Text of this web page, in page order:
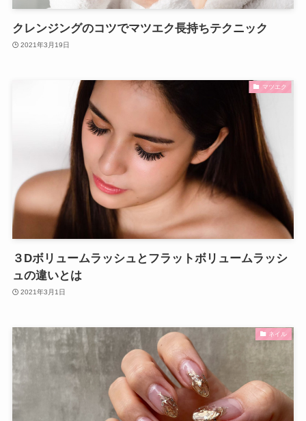
クレンジングのコツでマツエク長持ちテクニック
2021年3月19日
マツエク
３Dボリュームラッシュとフラットボリュームラッシ
ュの違いとは
2021年3月1日
ネイル